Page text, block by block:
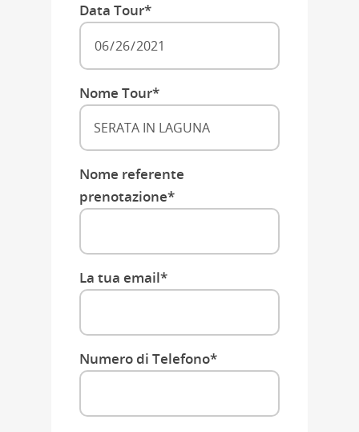
Data Tour*
Nome Tour*
Nome referente
prenotazione*
La tua email*
Numero di Telefono*